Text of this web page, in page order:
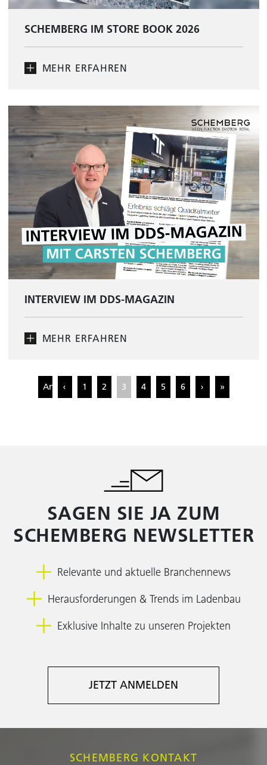
SCHEMBERG IM STORE BOOK 2026
MEHR ERFAHREN
INTERVIEW IM DDS-MAGAZIN
MEHR ERFAHREN
Anfang
‹ 1 2 3 4 5 6 › »
SAGEN SIE JA ZUM
SCHEMBERG NEWSLETTER
Relevante und aktuelle Branchennews
Herausforderungen & Trends im Ladenbau
Exklusive Inhalte zu unseren Projekten
JETZT ANMELDEN
SCHEMBERG KONTAKT